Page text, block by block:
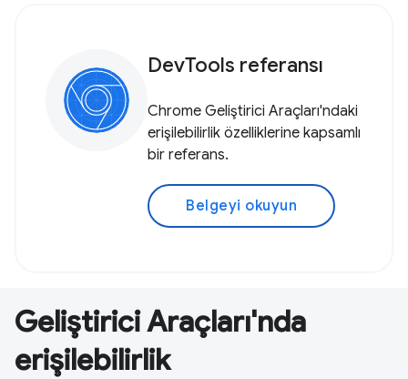
DevTools referansı
Chrome Geliştirici Araçları'ndaki
erişilebilirlik özelliklerine kapsamlı
bir referans.
Belgeyi okuyun
Geliştirici Araçları'nda
erişilebilirlik